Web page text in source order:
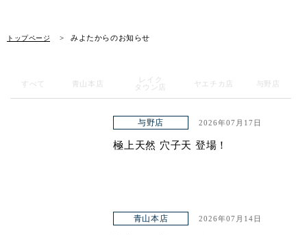
トップページ みよたからのお知らせ
お知らせ
アクセス
すべて 青山本店
レイク
タウン店
ヤエチカ店 与野店
与野店 2026年07月17日
極上天然 穴子天 登場！
青山本店 2026年07月14日